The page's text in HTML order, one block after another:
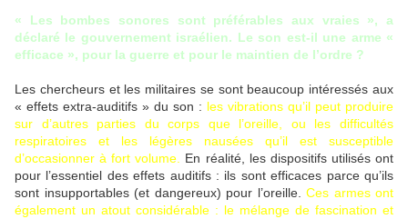
« Les bombes sonores sont préférables aux vraies », a
déclaré le gouvernement israélien. Le son est-il une arme «
efficace », pour la guerre et pour le maintien de l’ordre ?
Les chercheurs et les militaires se sont beaucoup intéressés aux
« effets extra-auditifs » du son : les vibrations qu’il peut produire
sur d’autres parties du corps que l’oreille, ou les difficultés
respiratoires et les légères nausées qu’il est susceptible
d’occasionner à fort volume.
En réalité, les dispositifs utilisés ont
pour l’essentiel des effets auditifs : ils sont efficaces parce qu’ils
sont insupportables (et dangereux) pour l’oreille. Ces armes ont
également un atout considérable : le mélange de fascination et